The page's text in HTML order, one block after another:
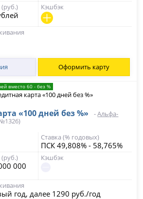
Кэшбэк
Оформить карту
вместо 60 - без %
«100 дней без %» -Альфа-
Ставка (% годовых)
ПСК 49,808% - 58,765%
000
Кэшбэк
год, далее 1290 руб./год